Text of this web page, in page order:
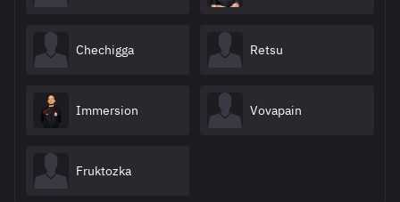
Chechigga
Immersion
Fruktozka
Retsu
Vovapain